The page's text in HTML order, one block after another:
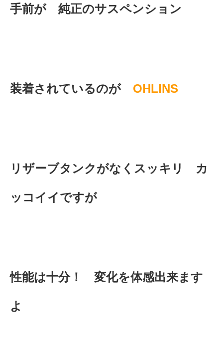
手前が 純正のサスペンション
装着されているのが OHLINS
リザーブタンクがなくスッキリ カ
ッコイイですが
性能は十分！ 変化を体感出来ます
よ